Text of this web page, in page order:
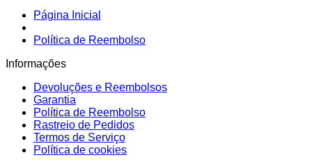
Página Inicial
Política de Reembolso
Informações
Devoluções e Reembolsos
Garantia
Política de Reembolso
Rastreio de Pedidos
Termos de Serviço
Política de cookies